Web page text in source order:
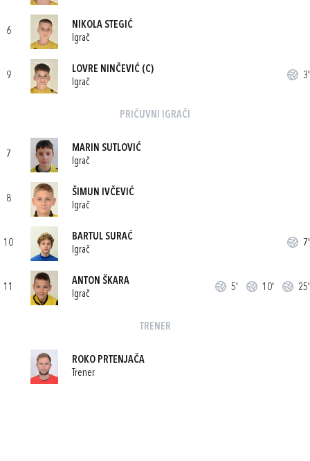
6
NIKOLA STEGIĆ
Igrač
9
LOVRE NINČEVIĆ (C)
Igrač
3'
PRIČUVNI IGRAČI
7
MARIN SUTLOVIĆ
Igrač
8
ŠIMUN IVČEVIĆ
Igrač
10
BARTUL SURAĆ
Igrač
7'
11
ANTON ŠKARA
Igrač
5' 10' 25'
TRENER
ROKO PRTENJAČA
Trener